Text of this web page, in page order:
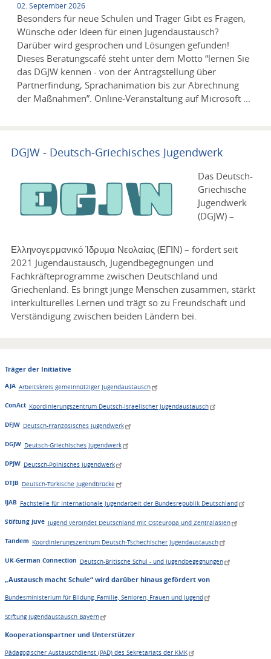
02. September 2026
Besonders für neue Schulen und Träger Gibt es Fragen,
Wünsche oder Ideen für einen Jugendaustausch?
Darüber wird gesprochen und Lösungen gefunden!
Dieses Beratungscafé steht unter dem Motto “lernen Sie
das DGJW kennen - von der Antragstellung über
Partnerfindung, Sprachanimation bis zur Abrechnung
der Maßnahmen”. Online-Veranstaltung auf Microsoft ...
DGJW - Deutsch-Griechisches Jugendwerk
Das Deutsch-
Griechische
Jugendwerk
(DGJW) –
Ελληνογερμανικό Ίδρυμα Νεολαίας (ΕΓΙΝ) – fördert seit
2021 Jugendaustausch, Jugendbegegnungen und
Fachkräfteprogramme zwischen Deutschland und
Griechenland. Es bringt junge Menschen zusammen, stärkt
interkulturelles Lernen und trägt so zu Freundschaft und
Verständigung zwischen beiden Ländern bei.
Träger der Initiative
AJA Arbeitskreis gemeinnütziger Jugendaustausch
ConAct Koordinierungszentrum Deutsch-Israelischer Jugendaustausch
DFJW Deutsch-Französisches Jugendwerk
DGJW Deutsch-Griechisches Jugendwerk
DPJW Deutsch-Polnisches Jugendwerk
DTJB Deutsch-Türkische Jugendbrücke
IJAB Fachstelle für Internationale Jugendarbeit der Bundesrepublik Deutschland
Stiftung Juve Jugend verbindet Deutschland mit Osteuropa und Zentralasien
Tandem Koordinierungszentrum Deutsch-Tschechischer Jugendaustausch
UK-German Connection Deutsch-Britische Schul - und Jugendbegegnungen
„Austausch macht Schule“ wird darüber hinaus gefördert von
Bundesministerium für Bildung, Familie, Senioren, Frauen und Jugend
Stiftung Jugendaustausch Bayern
Kooperationspartner und Unterstützer
Pädagogischer Austauschdienst (PAD) des Sekretariats der KMK